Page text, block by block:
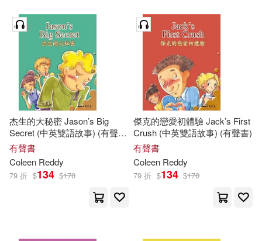
杰生的大秘密 Jason’s Big
Secret (中英雙語故事) (有聲
書)
有聲書
Coleen Reddy
79 折 $134 $170
傑克的戀愛初體驗 Jack’s First
Crush (中英雙語故事) (有聲書)
有聲書
Coleen Reddy
79 折 $134 $170